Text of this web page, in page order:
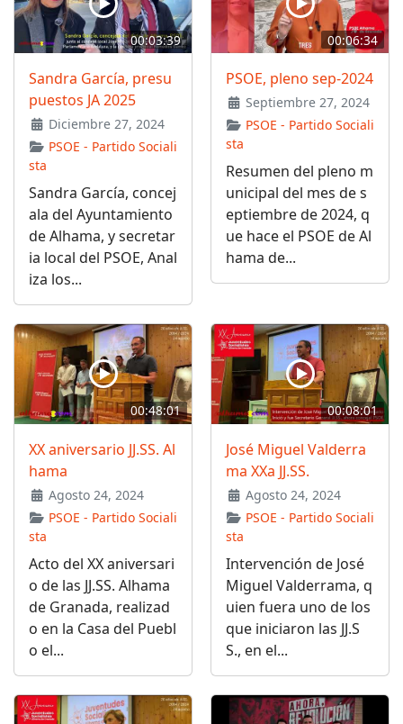
00:03:39
Sandra García, presu
puestos JA 2025
Diciembre 27, 2024
PSOE - Partido Sociali
sta
Sandra García, concej
ala del Ayuntamiento
de Alhama, y secretar
ia local del PSOE, Anal
iza los...
00:06:34
PSOE, pleno sep-2024
Septiembre 27, 2024
PSOE - Partido Sociali
sta
Resumen del pleno m
unicipal del mes de s
eptiembre de 2024, q
ue hace el PSOE de Al
hama de...
00:48:01
XX aniversario JJ.SS. Al
hama
Agosto 24, 2024
PSOE - Partido Sociali
sta
Acto del XX aniversari
o de las JJ.SS. Alhama
de Granada, realizad
o en la Casa del Puebl
o el...
00:08:01
José Miguel Valderra
ma XXa JJ.SS.
Agosto 24, 2024
PSOE - Partido Sociali
sta
Intervención de José
Miguel Valderrama, q
uien fuera uno de los
que iniciaron las JJ.S
S., en el...